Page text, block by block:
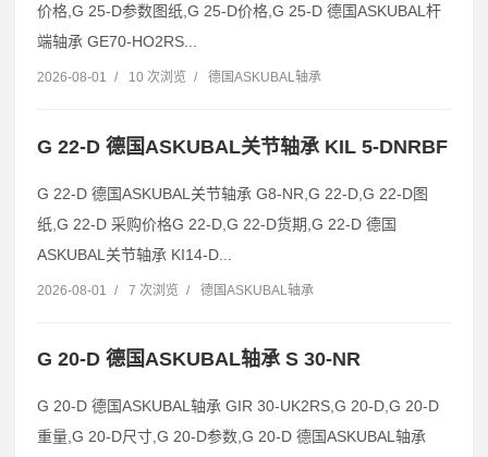
价格,G 25-D参数图纸,G 25-D价格,G 25-D 德国ASKUBAL杆
端轴承 GE70-HO2RS...
2026-08-01 / 10 次浏览 / 德国ASKUBAL轴承
G 22-D 德国ASKUBAL关节轴承 KIL 5-DNRBF
G 22-D 德国ASKUBAL关节轴承 G8-NR,G 22-D,G 22-D图
纸,G 22-D 采购价格G 22-D,G 22-D货期,G 22-D 德国
ASKUBAL关节轴承 KI14-D...
2026-08-01 / 7 次浏览 / 德国ASKUBAL轴承
G 20-D 德国ASKUBAL轴承 S 30-NR
G 20-D 德国ASKUBAL轴承 GIR 30-UK2RS,G 20-D,G 20-D
重量,G 20-D尺寸,G 20-D参数,G 20-D 德国ASKUBAL轴承